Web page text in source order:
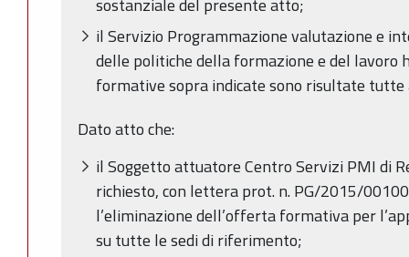
sostanziale del presente atto;
il Servizio Programmazione valutazione e
delle politiche della formazione e del lavoro
formative sopra indicate sono risultate
Dato atto che:
il Soggetto attuatore Centro Servizi PMI di
richiesto, con lettera prot. n. PG/2015/
l’eliminazione dell’offerta formativa per
su tutte le sedi di riferimento;